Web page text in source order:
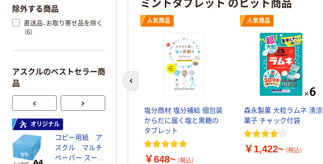
人気商品
塩分商材 塩分補給 個包装
からだに届く塩と黒糖の
タブレット
￥648~ （税込）
人気商品
森永製菓 大粒ラムネ 清涼
菓子 チャック付袋
￥1,422~ （税込）
除外する商品
直送品、お取り寄せ品を除く
（6）
アスクルのベストセラー商
品
オリジナル
コピー用紙 ア
スクル マルチ
ペーパー スーパ
オリジナル
ルチペーパー
スーパーエコノ
本気プライス
蛍光オプテック
ス1(アスクル限